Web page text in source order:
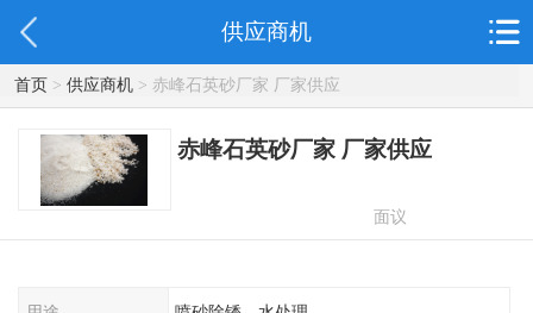
供应商机
首页> 供应商机> 赤峰石英砂厂家 厂家供应
赤峰石英砂厂家 厂家供应
面议